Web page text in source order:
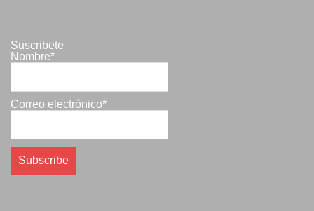
Suscribete
Nombre*
Correo electrónico*